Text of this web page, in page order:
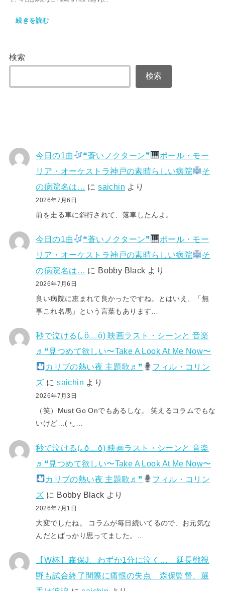
続きを読む
検索
検索
今日の1曲 ❝蒼いノクターン❞
ポール・モー
リア・オーケストラ神戸の素晴らしい病院
そ
の病院名は…
にsaichin より
2026年7月6日
前を走る車に斜行されて、落車したんよ。
今日の1曲 ❝蒼いノクターン❞
ポール・モー
リア・オーケストラ神戸の素晴らしい病院
そ
の病院名は… に Bobby Black より
2026年7月6日
良い病院に恵まれて良かったですね。とはいえ、「無
事これ名馬」という言葉もあります…
秒で泣ける(⁠｡⁠ŏ⁠﹏⁠ŏ⁠) 映画ラスト・シーンと 音楽
♬❝見つめて欲しい〜Take A Look At Me Now〜
カリブの熱い夜 主題歌♬❞
フィル・コリン
ズ にsaichin より
2026年7月3日
（笑）Must Go Onでもあるしな。 笑えるコラムでもな
いけど…(⁠◔⁠‿⁠…
秒で泣ける(⁠｡⁠ŏ⁠﹏⁠ŏ⁠) 映画ラスト・シーンと 音楽
♬❝見つめて欲しい〜Take A Look At Me Now〜
カリブの熱い夜 主題歌♬❞
フィル・コリン
ズ に Bobby Black より
2026年7月1日
大変でしたね。 コラムが毎日続いてるので、お元気な
んだとばっかり思ってました。…
【W杯】森保J、わずか1分に泣く… 延長戦視
野も試合終了間際に痛恨の失点 森保監督、選